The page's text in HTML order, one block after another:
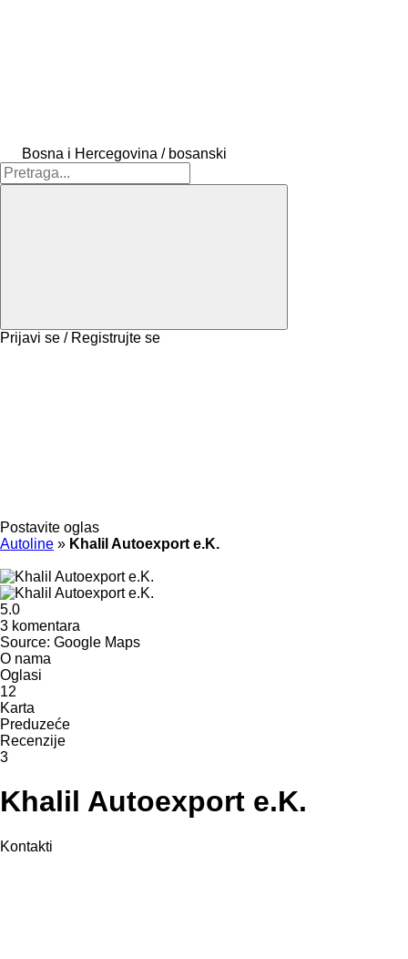
Bosna i Hercegovina / bosanski
Prijavi se / Registrujte se
Postavite oglas
Autoline » Khalil Autoexport e.K.
5.0
3 komentara
Source: Google Maps
O nama
Oglasi
12
Karta
Preduzeće
Recenzije
3
Khalil Autoexport e.K.
Kontakti